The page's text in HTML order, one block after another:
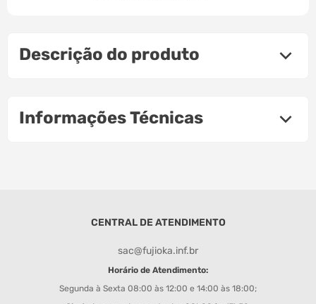
Descrição do produto
Informações Técnicas
CENTRAL DE ATENDIMENTO
sac@fujioka.inf.br
Horário de Atendimento:
Segunda à Sexta 08:00 às 12:00 e 14:00 às 18:00;